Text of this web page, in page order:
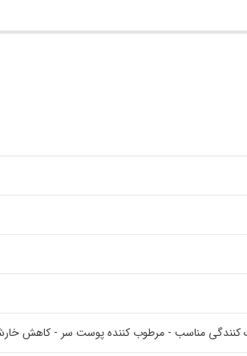
مناسب - مرطوب کننده پوست سر - کاهش خارش